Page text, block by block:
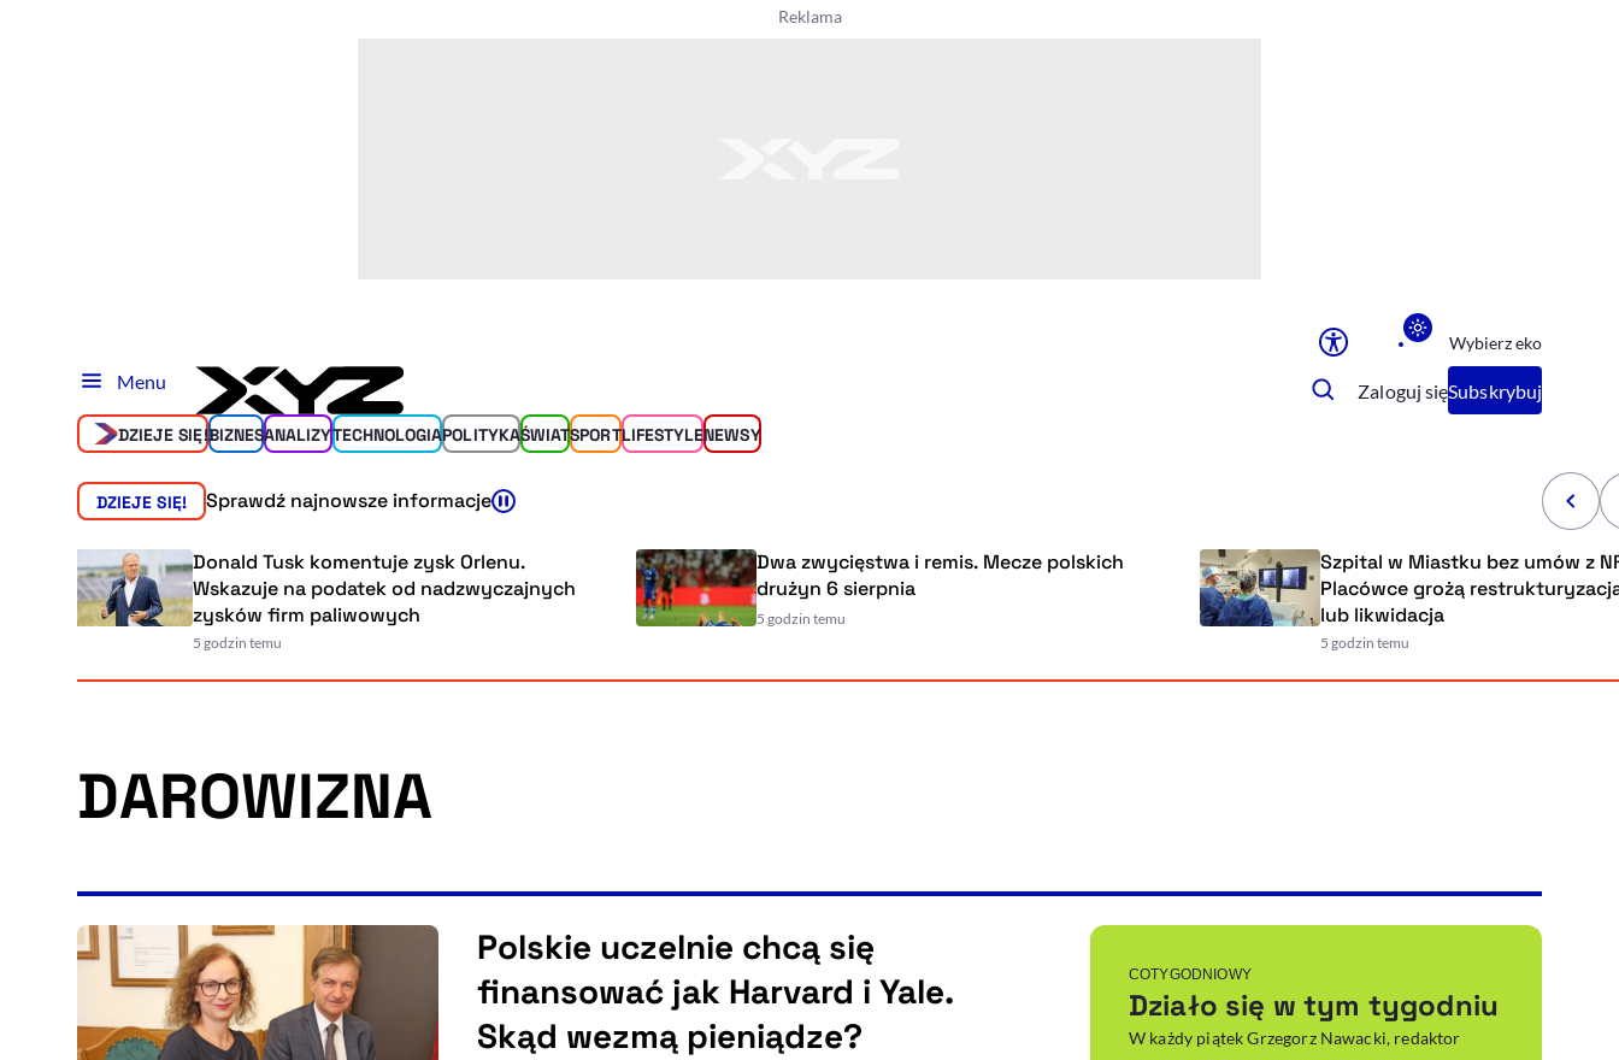
Sprawdź, jak i dlaczego zwiększamy dostępność, otwiera się w nowym
Deklaracja dostępności
, otwiera się w
Wybierz eko
Menu Zaloguj sięSubskrybuj
DZIEJE SIĘ!BIZNESANALIZYTECHNOLOGIAPOLITYKAŚWIATSPORTLIFESTYLENEWSY
DZIEJE SIĘ! Sprawdź najnowsze informacje
Donald Tusk komentuje zysk Orlenu.
Wskazuje na podatek od nadzwyczajnych
zysków firm paliwowych
5 godzin temu
Dwa zwycięstwa i remis. Mecze polskich
drużyn 6 sierpnia
5 godzin temu
Szpital w Miastku bez umów z NFZ.
Placówce grożą restrukturyzacja,
lub likwidacja
5 godzin temu
DAROWIZNA
Polskie uczelnie chcą się
finansować jak Harvard i Yale.
Skąd wezmą pieniądze?